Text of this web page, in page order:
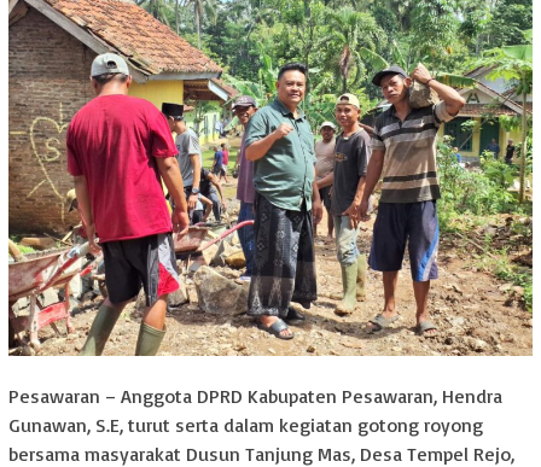
Pesawaran – Anggota DPRD Kabupaten Pesawaran, Hendra
Gunawan, S.E, turut serta dalam kegiatan gotong royong
bersama masyarakat Dusun Tanjung Mas, Desa Tempel Rejo,